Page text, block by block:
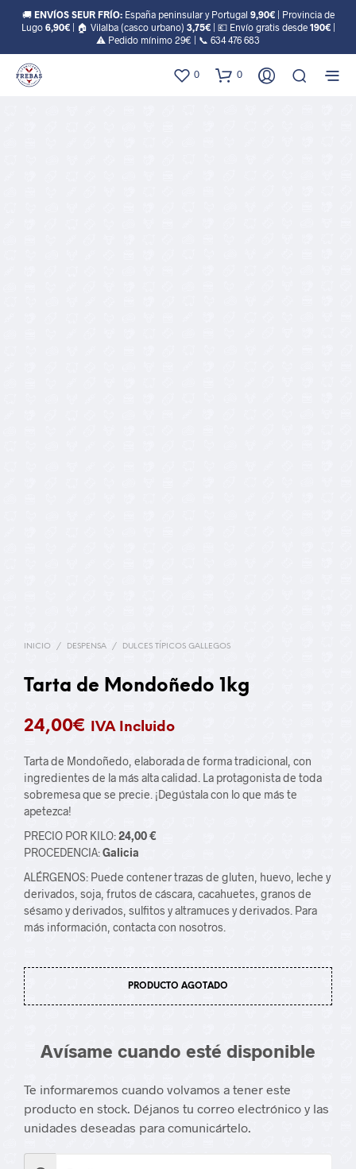
🚚 ENVÍOS SEUR FRÍO:España peninsular y Portugal 9,90€| Provincia de
Lugo 6,90€| 🏠 Vilalba (casco urbano) 3,75€| 💶 Envío gratis desde 190€|
⚠️ Pedido mínimo 29€ | 📞 634 476 683
0 0
INICIO / DESPENSA / DULCES TÍPICOS GALLEGOS
Tarta de Mondoñedo 1kg
24,00€ IVA Incluido
Tarta de Mondoñedo, elaborada de forma tradicional, con
ingredientes de la más alta calidad. La protagonista de toda
sobremesa que se precie. ¡Degústala con lo que más te
apetezca!
PRECIO POR KILO:24,00 €
PROCEDENCIA:Galicia
ALÉRGENOS: Puede contener trazas de gluten, huevo, leche y
derivados, soja, frutos de cáscara, cacahuetes, granos de
sésamo y derivados, sulfitos y altramuces y derivados. Para
más información, contacta con nosotros.
PRODUCTO AGOTADO
Avísame cuando esté disponible
Te informaremos cuando volvamos a tener este
producto en stock. Déjanos tu correo electrónico y las
unidades deseadas para comunicártelo.